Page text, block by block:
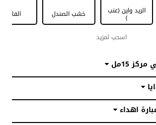
الريد واين (عنب
) خشب الصندل الفانيليا
اسحب لمزيد